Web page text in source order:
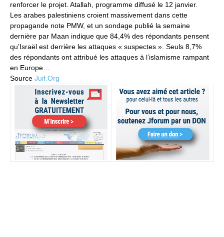
renforcer le projet. Atallah, programme diffusé le 12 janvier.
Les arabes palestiniens croient massivement dans cette
propagande note PMW, et un sondage publié la semaine
dernière par Maan indique que 84,4% des répondants pensent
qu’Israël est derrière les attaques « suspectes ». Seuls 8,7%
des répondants ont attribué les attaques à l’islamisme rampant
en Europe…
Source Juif.Org